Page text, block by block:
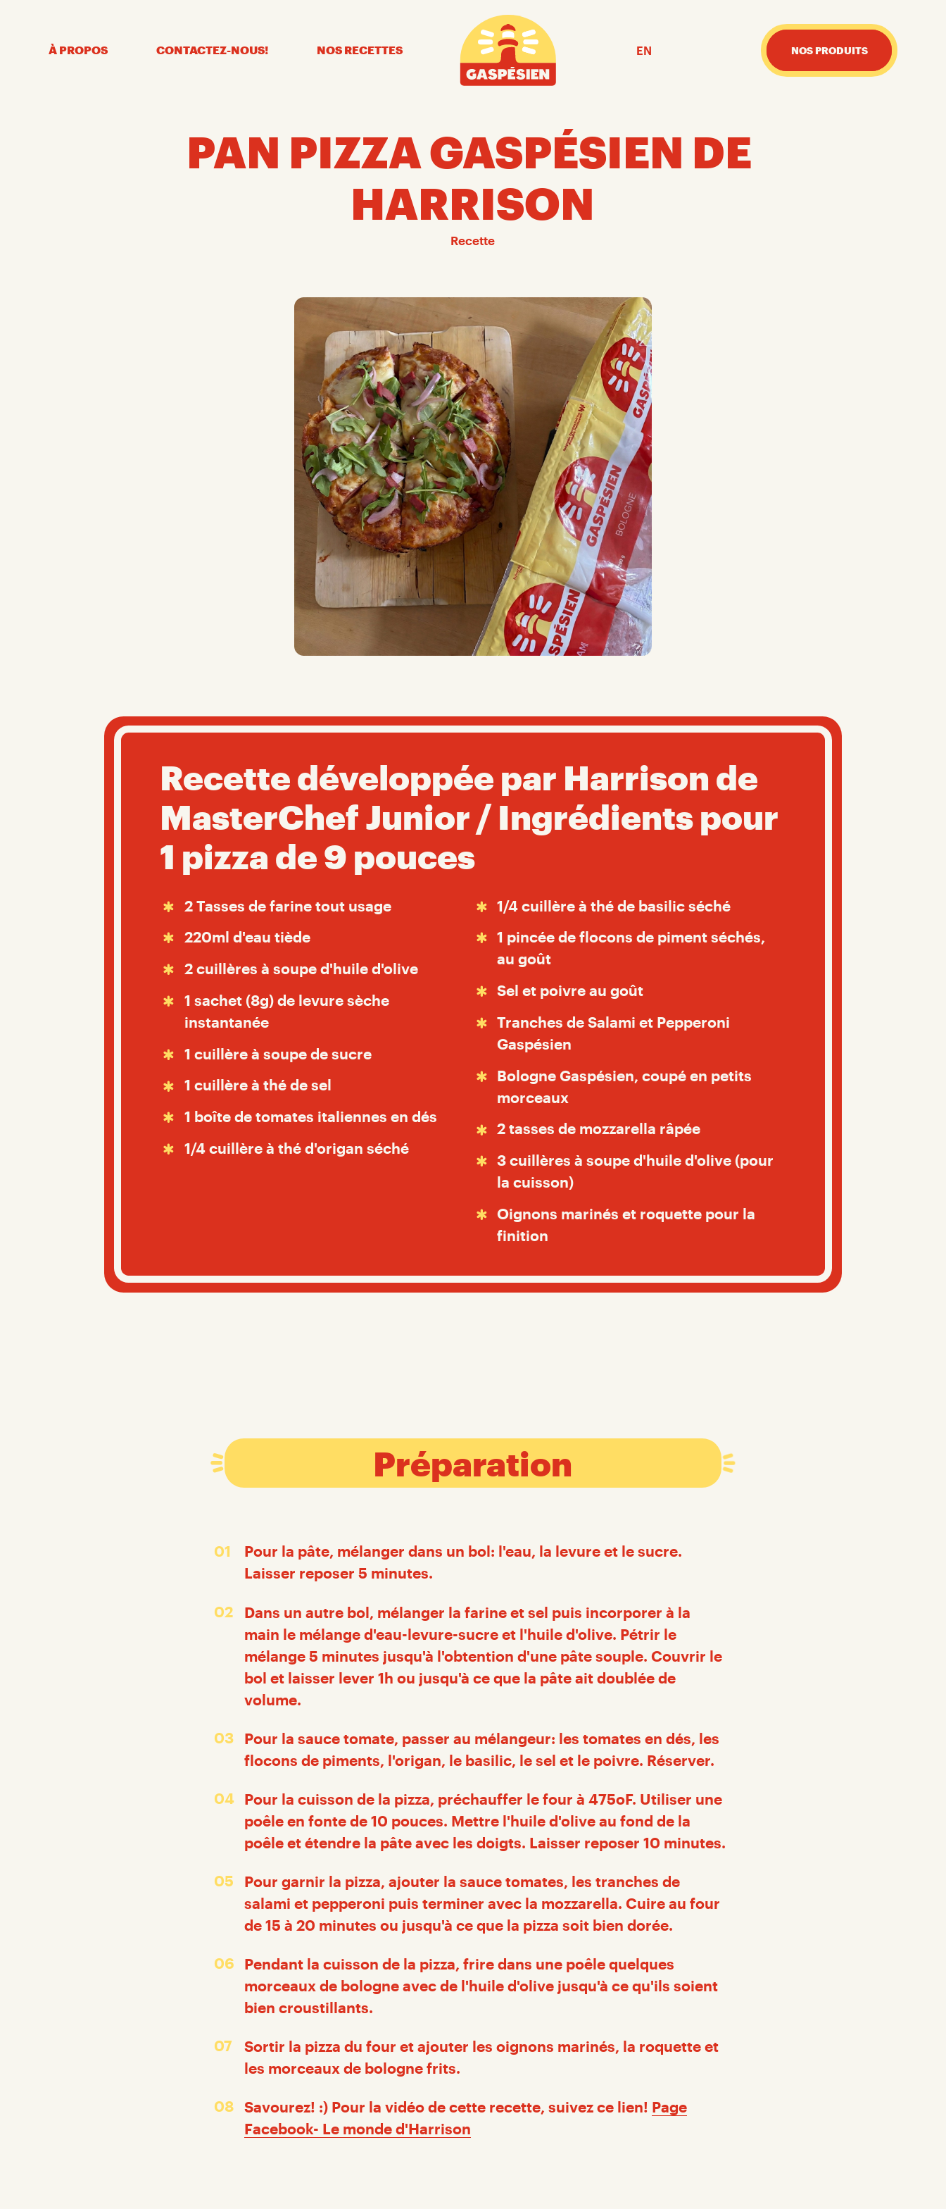
À PROPOS CONTACTEZ-NOUS! NOS RECETTES
Gaspésien
EN NOS PRODUITS
PAN PIZZA GASPÉSIEN DE
HARRISON
Recette
Recette développée par Harrison de
MasterChef Junior / Ingrédients pour
1 pizza de 9 pouces
2 Tasses de farine tout usage
220ml d'eau tiède
2 cuillères à soupe d'huile d'olive
1 sachet (8g) de levure sèche
instantanée
1 cuillère à soupe de sucre
1 cuillère à thé de sel
1 boîte de tomates italiennes en dés
1/4 cuillère à thé d'origan séché
1/4 cuillère à thé de basilic séché
1 pincée de flocons de piment séchés,
au goût
Sel et poivre au goût
Tranches de Salami et Pepperoni
Gaspésien
Bologne Gaspésien, coupé en petits
morceaux
2 tasses de mozzarella râpée
3 cuillères à soupe d'huile d'olive (pour
la cuisson)
Oignons marinés et roquette pour la
finition
Préparation
Pour la pâte, mélanger dans un bol: l'eau, la levure et le sucre.
Laisser reposer 5 minutes.
Dans un autre bol, mélanger la farine et sel puis incorporer à la
main le mélange d'eau-levure-sucre et l'huile d'olive. Pétrir le
mélange 5 minutes jusqu'à l'obtention d'une pâte souple. Couvrir le
bol et laisser lever 1h ou jusqu'à ce que la pâte ait doublée de
volume.
Pour la sauce tomate, passer au mélangeur: les tomates en dés, les
flocons de piments, l'origan, le basilic, le sel et le poivre. Réserver.
Pour la cuisson de la pizza, préchauffer le four à 475oF. Utiliser une
poêle en fonte de 10 pouces. Mettre l'huile d'olive au fond de la
poêle et étendre la pâte avec les doigts. Laisser reposer 10 minutes.
Pour garnir la pizza, ajouter la sauce tomates, les tranches de
salami et pepperoni puis terminer avec la mozzarella. Cuire au four
de 15 à 20 minutes ou jusqu'à ce que la pizza soit bien dorée.
Pendant la cuisson de la pizza, frire dans une poêle quelques
morceaux de bologne avec de l'huile d'olive jusqu'à ce qu'ils soient
bien croustillants.
Sortir la pizza du four et ajouter les oignons marinés, la roquette et
les morceaux de bologne frits.
Savourez! :) Pour la vidéo de cette recette, suivez ce lien! Page
Facebook- Le monde d'Harrison